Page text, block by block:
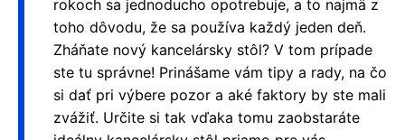
rokoch sa jednoducho opotrebuje, a to najmä z
toho dôvodu, že sa používa každý jeden deň.
Zháňate nový kancelársky stôl? V tom prípade
ste tu správne! Prinášame vám tipy a rady, na čo
si dať pri výbere pozor a aké faktory by ste mali
zvážiť. Určite si tak vďaka tomu zaobstaráte